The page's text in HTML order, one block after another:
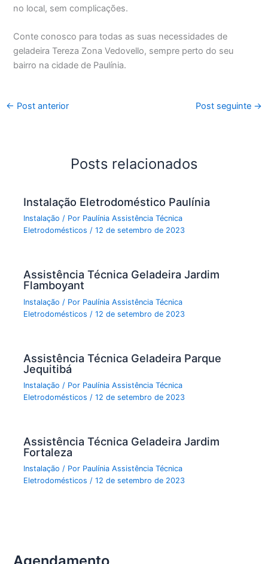
no local, sem complicações.
Conte conosco para todas as suas necessidades de
geladeira Tereza Zona Vedovello, sempre perto do seu
bairro na cidade de Paulínia.
← Post anterior Post seguinte →
Posts relacionados
Instalação Eletrodoméstico Paulínia
Instalação / Por Paulínia Assistência Técnica
Eletrodomésticos/12 de setembro de 2023
Assistência Técnica Geladeira Jardim
Flamboyant
Instalação / Por Paulínia Assistência Técnica
Eletrodomésticos /12 de setembro de 2023
Assistência Técnica Geladeira Parque
Jequitibá
Instalação / Por Paulínia Assistência Técnica
Eletrodomésticos /12 de setembro de 2023
Assistência Técnica Geladeira Jardim
Fortaleza
Instalação / Por Paulínia Assistência Técnica
Eletrodomésticos/12 de setembro de 2023